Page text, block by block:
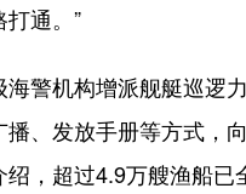
通。”
机构增派舰艇巡逻
、发放手册等方式，
，超过4.9万艘渔船已